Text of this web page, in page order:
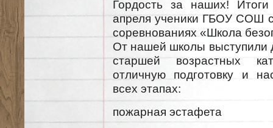
Гордость за наших!
апреля ученики ГБОУ СОШ
соревнованиях «Школа
От нашей школы
старшей возрастных
отличную подготовку и
всех этапах:
пожарная эстафета